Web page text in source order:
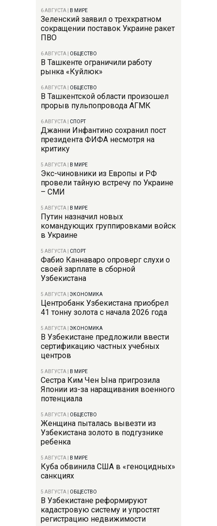
6 АВГУСТА В МИРЕ
Зеленский заявил о трехкратном
сокращении поставок Украине ракет
ПВО
6 АВГУСТА ОБЩЕСТВО
В Ташкенте ограничили работу
рынка «Куйлюк»
6 АВГУСТА ОБЩЕСТВО
В Ташкентской области произошел
прорыв пульпопровода АГМК
6 АВГУСТА СПОРТ
Джанни Инфантино сохранил пост
президента ФИФА несмотря на
критику
5 АВГУСТА В МИРЕ
Экс-чиновники из Европы и РФ
провели тайную встречу по Украине
– СМИ
5 АВГУСТА В МИРЕ
Путин назначил новых
командующих группировками войск
в Украине
5 АВГУСТА СПОРТ
Фабио Каннаваро опроверг слухи о
своей зарплате в сборной
Узбекистана
5 АВГУСТА ЭКОНОМИКА
Центробанк Узбекистана приобрел
41 тонну золота с начала 2026 года
5 АВГУСТА ЭКОНОМИКА
В Узбекистане предложили ввести
сертификацию частных учебных
центров
5 АВГУСТА В МИРЕ
Сестра Ким Чен Ына пригрозила
Японии из-за наращивания военного
потенциала
5 АВГУСТА ОБЩЕСТВО
Женщина пыталась вывезти из
Узбекистана золото в подгузнике
ребенка
5 АВГУСТА В МИРЕ
Куба обвинила США в «геноцидных»
санкциях
5 АВГУСТА ОБЩЕСТВО
В Узбекистане реформируют
кадастровую систему и упростят
регистрацию недвижимости